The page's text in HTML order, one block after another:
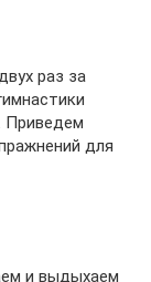
раз за
Приведем
для
и выдыхаем